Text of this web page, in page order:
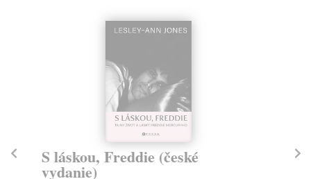
S láskou, Freddie (české
vydanie)